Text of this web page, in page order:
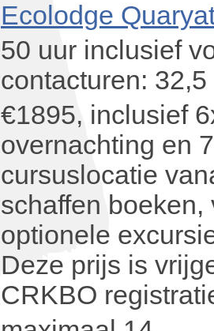
Ecolodge
50 uur inclusief
contacturen: 32,5
€1895, inclusief
overnachting en
cursuslocatie
schaffen
optionele
Deze prijs is
CRKBO